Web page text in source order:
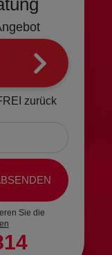
zurück
Sie die